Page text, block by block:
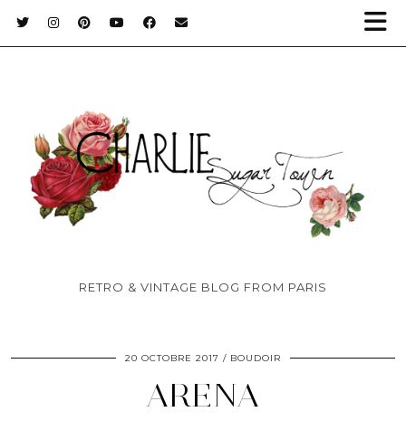
RETRO & VINTAGE BLOG FROM PARIS
20 OCTOBRE 2017 BOUDOIR
ARENA